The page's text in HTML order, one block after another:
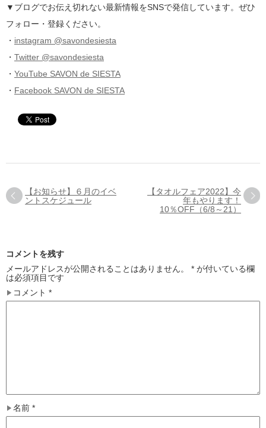
▼ブログでお伝え切れない最新情報をSNSで発信しています。ぜひ
フォロー・登録ください。
・ instagram @savondesiesta
・ Twitter @savondesiesta
・ YouTube SAVON de SIESTA
・ Facebook SAVON de SIESTA
【お知らせ】６月のイベ
ントスケジュール
【タオルフェア2022】今
年もやります！
10％OFF（6/8～21）
コメントを残す
メールアドレスが公開されることはありません。
* が付いている欄
は必須項目です
コメント *
名前 *